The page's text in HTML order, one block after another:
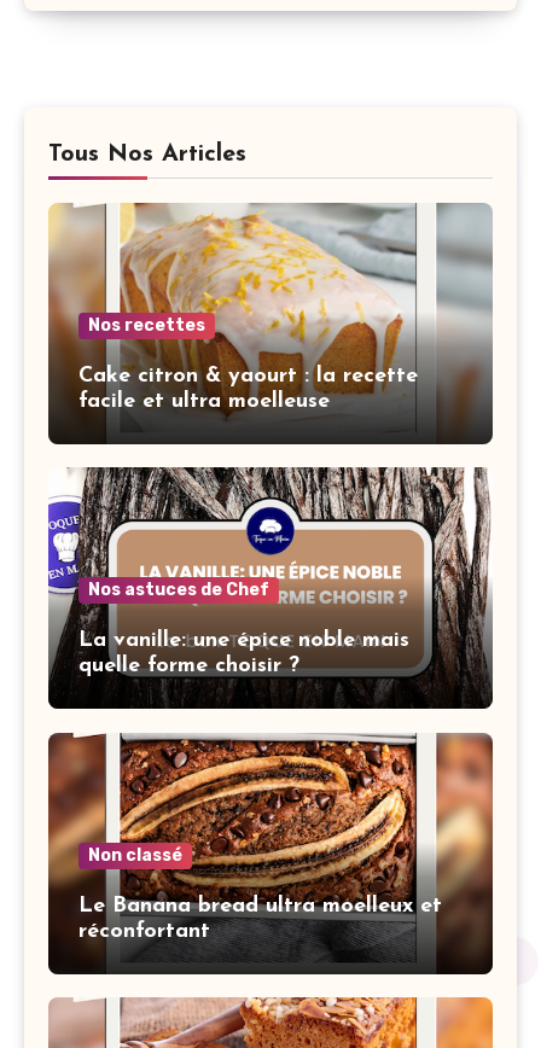
Tous Nos Articles
Nos recettes
Cake citron & yaourt : la recette
facile et ultra moelleuse
Nos astuces de Chef
La vanille: une épice noble mais
quelle forme choisir ?
Non classé
Le Banana bread ultra moelleux et
réconfortant